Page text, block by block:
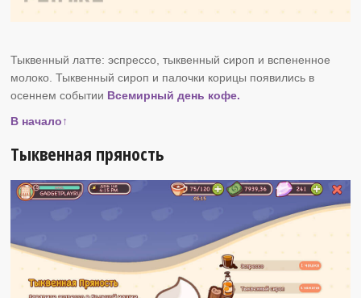
Тыквенный латте: эспрессо, тыквенный сироп и вспененное
молоко. Тыквенный сироп и палочки корицы появились в
осеннем событии Всемирный день кофе.
В начало↑
Тыквенная пряность